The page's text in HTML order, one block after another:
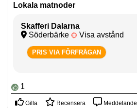
Lokala matnoder
Skafferi Dalarna
Söderbärke
Visa avstånd
PRIS VIA FÖRFRÅGAN
1
Gilla Recensera Meddelande